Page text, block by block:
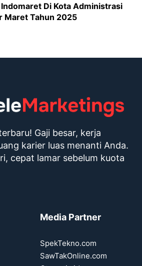
Di Kota Administrasi
Maret Tahun 2025
Gaji besar, kerja
karier luas menanti Anda.
cepat lamar sebelum kuota
Media Partner
SpekTekno.com
SawTakOnline.com